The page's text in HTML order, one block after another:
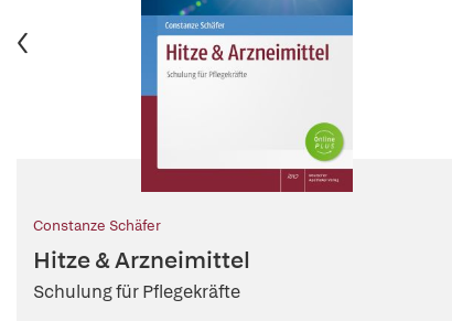
Constanze Schäfer
Hitze & Arzneimittel
Schulung für Pflegekräfte